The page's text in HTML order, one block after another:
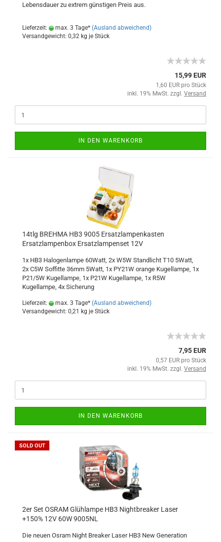
Lebensdauer zu extrem günstigen Preis aus.
Lieferzeit: max. 3 Tage* (Ausland abweichend)
Versandgewicht: 0,32 kg je Stück
15,99 EUR
1,60 EUR pro Stück
inkl. 19% MwSt. zzgl. Versand
IN DEN WARENKORB
14tlg BREHMA HB3 9005 Ersatzlampenkasten
Ersatzlampenbox Ersatzlampenset 12V
1x HB3 Halogenlampe 60Watt, 2x W5W Standlicht T10 5Watt,
2x C5W Soffitte 36mm 5Watt, 1x PY21W orange Kugellampe, 1x
P21/5W Kugellampe, 1x P21W Kugellampe, 1x R5W
Kugellampe, 4x Sicherung
Lieferzeit: max. 3 Tage* (Ausland abweichend)
Versandgewicht: 0,21 kg je Stück
7,95 EUR
0,57 EUR pro Stück
inkl. 19% MwSt. zzgl. Versand
IN DEN WARENKORB
SOLD OUT
2er Set OSRAM Glühlampe HB3 Nightbreaker Laser
+150% 12V 60W 9005NL
Die neuen Osram Night Breaker Laser HB3 New Generation